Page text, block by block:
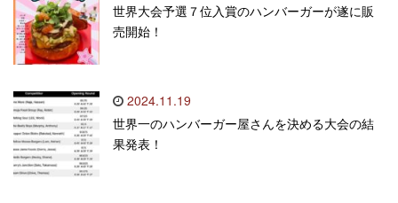
世界大会予選７位入賞のハンバーガーが遂に販
売開始！
2024.11.19
世界一のハンバーガー屋さんを決める大会の結
果発表！